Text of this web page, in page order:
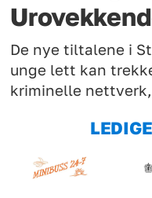
De nye tiltalene i
unge lett kan
kriminelle